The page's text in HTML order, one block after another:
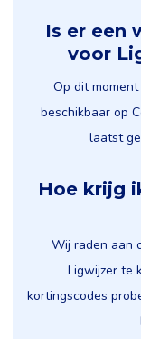
Is er een
voor
Op dit
beschikbaar op
laatst
Hoe krijg
Wij raden aan
Ligwijzer te
kortingscodes